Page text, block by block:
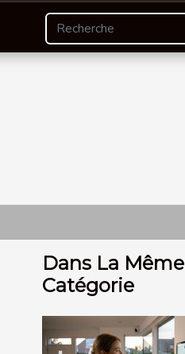
Dans La Même
Catégorie